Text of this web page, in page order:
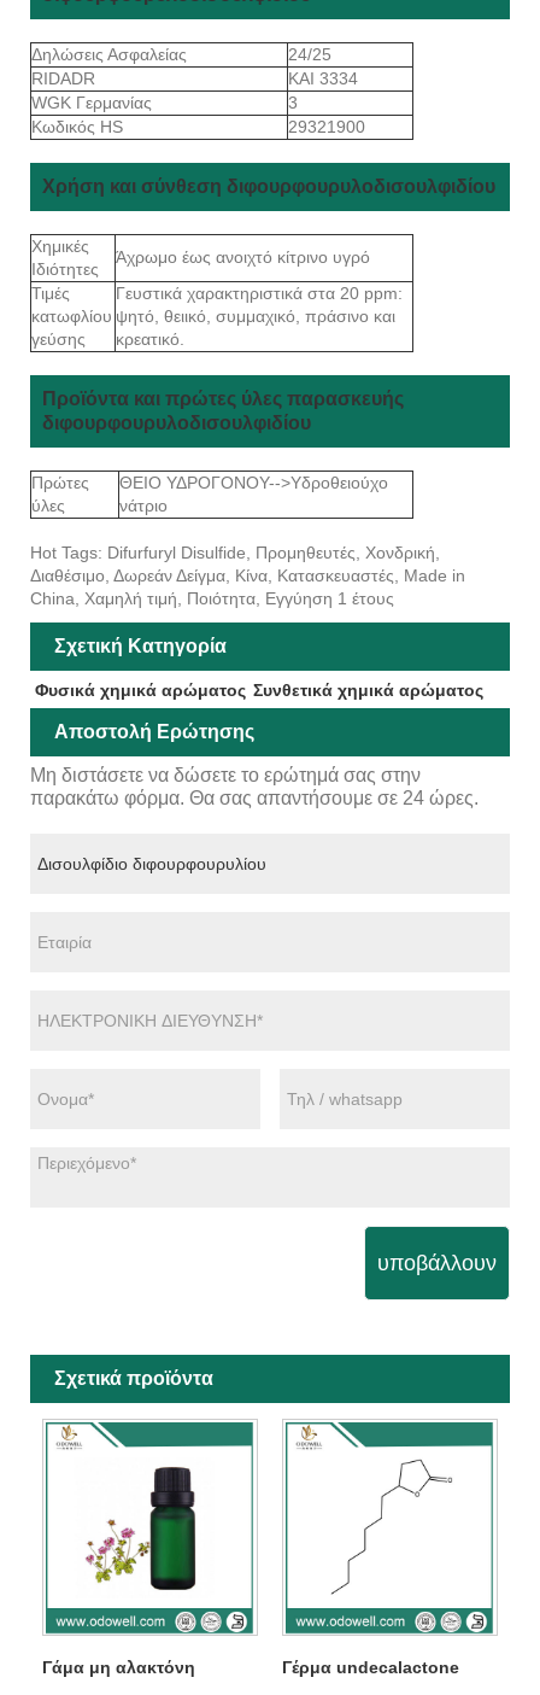
Δηλώσεις Ασφαλείας
24/25
RIDADR
ΚΑΙ 3334
WGK Γερμανίας
3
Κωδικός HS
29321900
Χρήση και σύνθεση διφουρφουρυλοδισουλφιδίου
Χημικές
Ιδιότητες
Άχρωμο έως ανοιχτό κίτρινο υγρό
Τιμές
κατωφλίου
γεύσης
Γευστικά χαρακτηριστικά στα 20 ppm:
ψητό, θειικό, συμμαχικό, πράσινο και
κρεατικό.
Προϊόντα και πρώτες ύλες παρασκευής
διφουρφουρυλοδισουλφιδίου
Πρώτες
ύλες
ΘΕΙΟ ΥΔΡΟΓΟΝΟΥ-->Υδροθειούχο
νάτριο
Hot Tags: Difurfuryl Disulfide, Προμηθευτές, Χονδρική,
Διαθέσιμο, Δωρεάν Δείγμα, Κίνα, Κατασκευαστές, Made in
China, Χαμηλή τιμή, Ποιότητα, Εγγύηση 1 έτους
Σχετική Κατηγορία
Φυσικά χημικά αρώματος Συνθετικά χημικά αρώματος
Αποστολή Ερώτησης
Μη διστάσετε να δώσετε το ερώτημά σας στην
παρακάτω φόρμα. Θα σας απαντήσουμε σε 24 ώρες.
υποβάλλουν
Σχετικά προϊόντα
Γάμα μη αλακτόνη Γέρμα undecalactone